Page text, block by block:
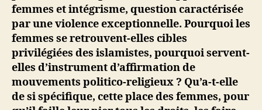
femmes et intégrisme, question caractérisée
par une violence exceptionnelle. Pourquoi les
femmes se retrouvent-elles cibles
privilégiées des islamistes, pourquoi servent-
elles d’instrument d’affirmation de
mouvements politico-religieux ? Qu’a-t-elle
de si spécifique, cette place des femmes, pour